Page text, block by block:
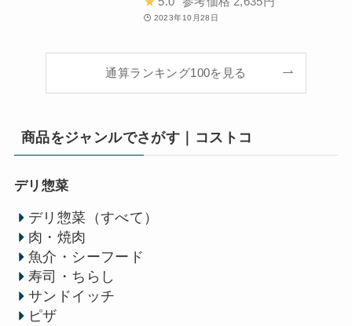
2023年10月28日
通算ランキング100を見る
商品をジャンルでさがす｜コストコ
デリ惣菜
デリ惣菜（すべて）
肉・焼肉
魚介・シーフード
寿司・ちらし
サンドイッチ
ピザ